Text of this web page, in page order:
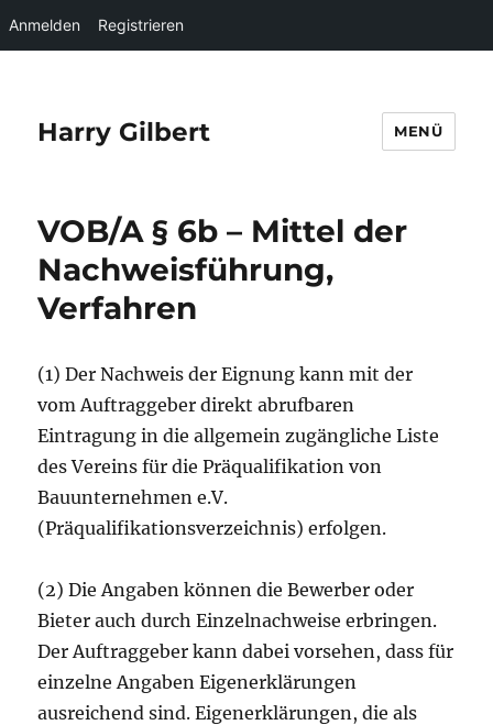
Anmelden Registrieren
Harry Gilbert MENÜ
VOB/A § 6b – Mittel der
Nachweisführung,
Verfahren
(1) Der Nachweis der Eignung kann mit der
vom Auftraggeber direkt abrufbaren
Eintragung in die allgemein zugängliche Liste
des Vereins für die Präqualifikation von
Bauunternehmen e.V.
(Präqualifikationsverzeichnis) erfolgen.
(2) Die Angaben können die Bewerber oder
Bieter auch durch Einzelnachweise erbringen.
Der Auftraggeber kann dabei vorsehen, dass für
einzelne Angaben Eigenerklärungen
ausreichend sind. Eigenerklärungen, die als